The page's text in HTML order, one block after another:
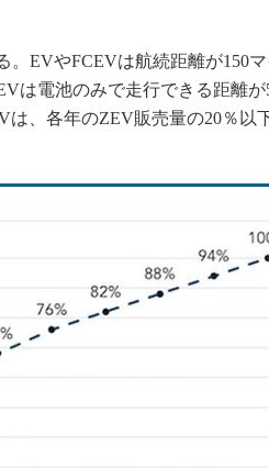
EVやFCEVは航続距離が150
は電池のみで走行できる距離
は、各年のZEV販売量の20％以